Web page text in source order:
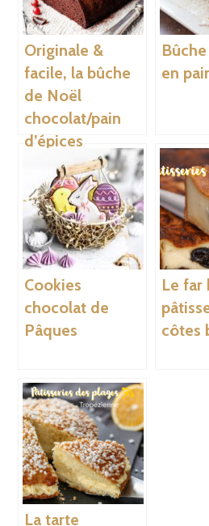
Originale &
facile, la bûche
de Noël
chocolat/pain
d’épices
en
Cookies
chocolat de
Pâques
Le far
côtes
La tarte